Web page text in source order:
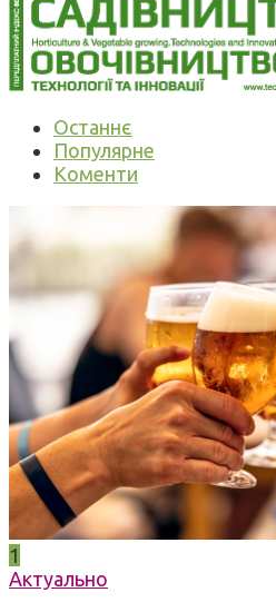
Останнє
Популярне
Коменти
1
Актуально